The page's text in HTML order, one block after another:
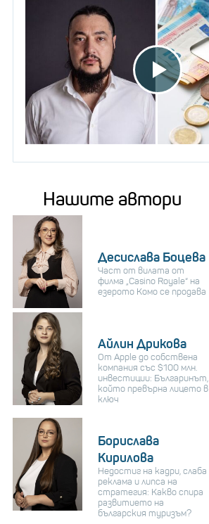
Нашите автори
Десислава Боцева
Част от вилата от
филма „Casino Royale“ на
езерото Комо се продава
Айлин Дрикова
От Apple до собствена
компания със $100 млн.
инвестиции: Българинът,
който превърна лицето в
ключ
Борислава
Кирилова
Недостиг на кадри, слаба
реклама и липса на
стратегия: Какво спира
развитието на
българския туризъм?